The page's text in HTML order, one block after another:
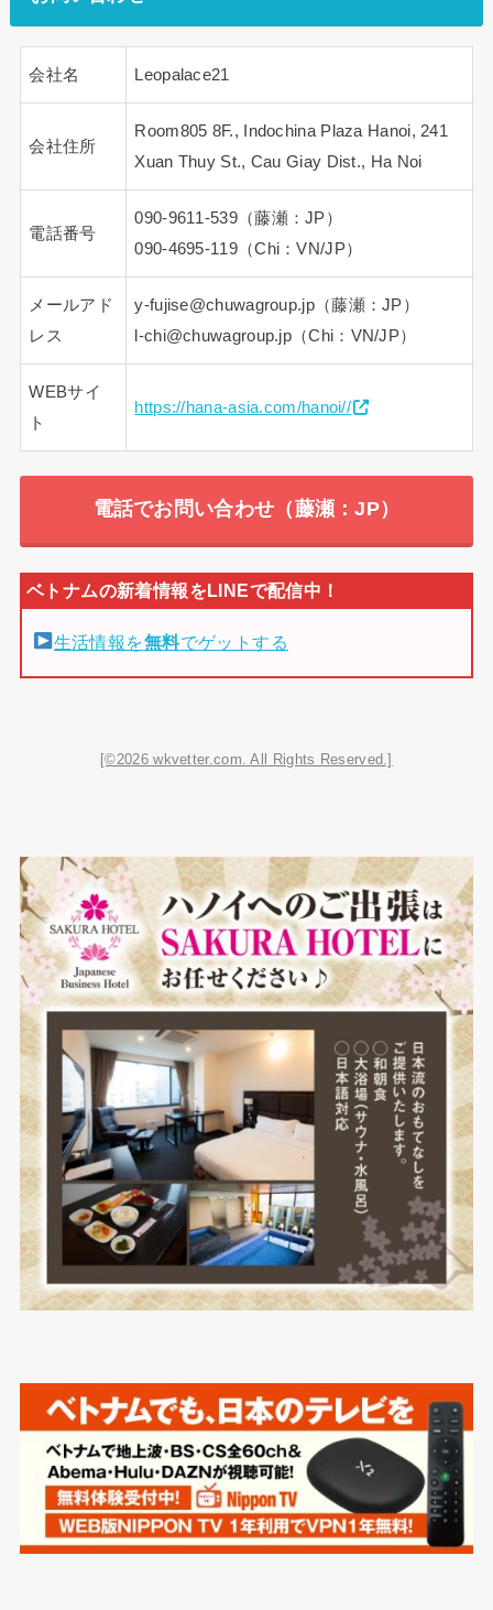
会社名 Leopalace21
会社住所
Room805 8F., Indochina Plaza Hanoi, 241
Xuan Thuy St., Cau Giay Dist., Ha Noi
電話番号
090-9611-539（藤瀬：JP）
090-4695-119（Chi：VN/JP）
メールアド
レス
y-fujise@chuwagroup.jp（藤瀬：JP）
l-chi@chuwagroup.jp（Chi：VN/JP）
WEBサイ
ト
https://hana-asia.com/hanoi//
電話でお問い合わせ（藤瀬：JP）
生活情報を無料でゲットする
[©2026 wkvetter.com. All Rights Reserved.]